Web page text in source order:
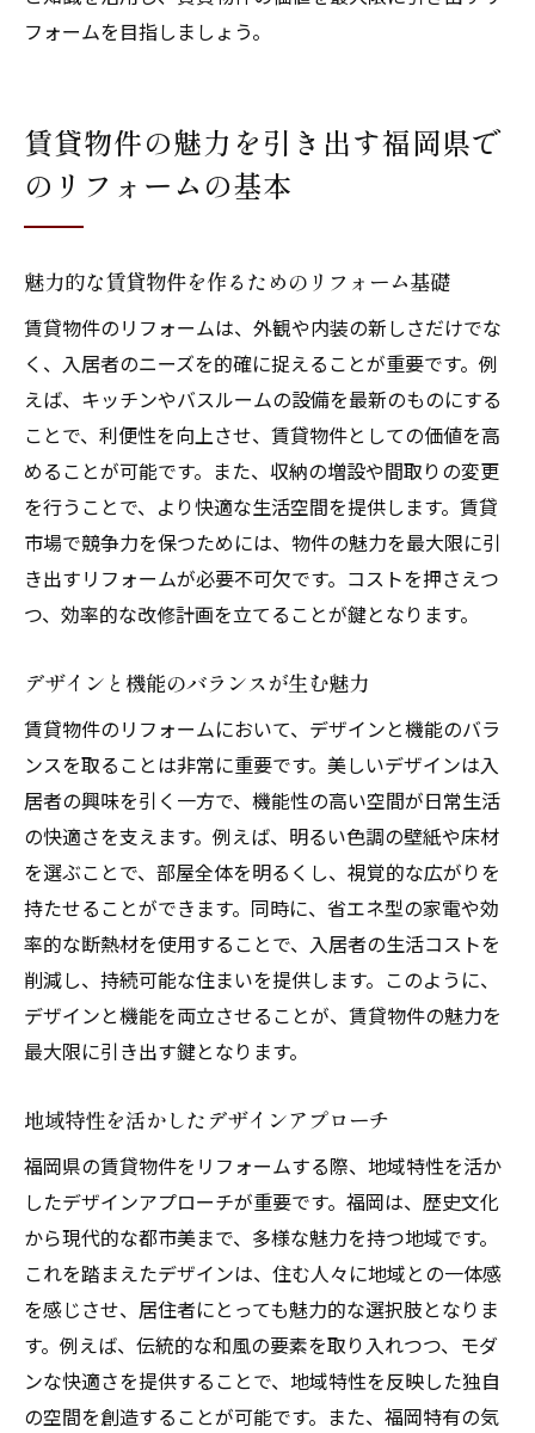
フォームを目指しましょう。
賃貸物件の魅力を引き出す福岡県で
のリフォームの基本
魅力的な賃貸物件を作るためのリフォーム基礎
賃貸物件のリフォームは、外観や内装の新しさだけでな
く、入居者のニーズを的確に捉えることが重要です。例
えば、キッチンやバスルームの設備を最新のものにする
ことで、利便性を向上させ、賃貸物件としての価値を高
めることが可能です。また、収納の増設や間取りの変更
を行うことで、より快適な生活空間を提供します。賃貸
市場で競争力を保つためには、物件の魅力を最大限に引
き出すリフォームが必要不可欠です。コストを押さえつ
つ、効率的な改修計画を立てることが鍵となります。
デザインと機能のバランスが生む魅力
賃貸物件のリフォームにおいて、デザインと機能のバラ
ンスを取ることは非常に重要です。美しいデザインは入
居者の興味を引く一方で、機能性の高い空間が日常生活
の快適さを支えます。例えば、明るい色調の壁紙や床材
を選ぶことで、部屋全体を明るくし、視覚的な広がりを
持たせることができます。同時に、省エネ型の家電や効
率的な断熱材を使用することで、入居者の生活コストを
削減し、持続可能な住まいを提供します。このように、
デザインと機能を両立させることが、賃貸物件の魅力を
最大限に引き出す鍵となります。
地域特性を活かしたデザインアプローチ
福岡県の賃貸物件をリフォームする際、地域特性を活か
したデザインアプローチが重要です。福岡は、歴史文化
から現代的な都市美まで、多様な魅力を持つ地域です。
これを踏まえたデザインは、住む人々に地域との一体感
を感じさせ、居住者にとっても魅力的な選択肢となりま
す。例えば、伝統的な和風の要素を取り入れつつ、モダ
ンな快適さを提供することで、地域特性を反映した独自
の空間を創造することが可能です。また、福岡特有の気